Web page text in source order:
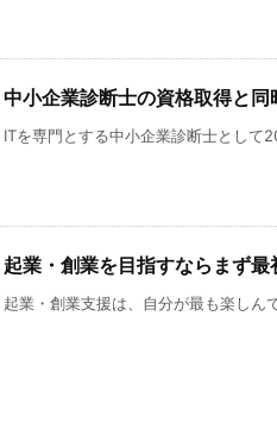
中小企業診断士の資格取得と
ITを専門とする中小企業診断士として
起業・創業を目指すならまず
起業・創業支援は、自分が最も楽しん